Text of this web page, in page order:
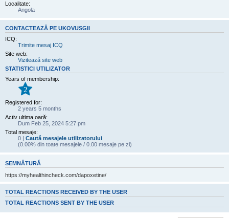
Localitate:
Angola
CONTACTEAZĂ PE UKOVUSGII
ICQ:
Trimite mesaj ICQ
Site web:
Vizitează site web
STATISTICI UTILIZATOR
Years of membership:
2
Registered for:
2 years 5 months
Activ ultima oară:
Dum Feb 25, 2024 5:27 pm
Total mesaje:
0 | Caută mesajele utilizatorului
(0.00% din toate mesajele / 0.00 mesaje pe zi)
SEMNĂTURĂ
https://myhealthincheck.com/dapoxetine/
TOTAL REACTIONS RECEIVED BY THE USER
TOTAL REACTIONS SENT BY THE USER